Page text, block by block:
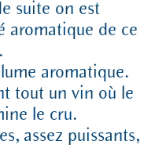
suite on est
aromatique de ce
aromatique.
tout un vin où le
le cru.
assez puissants,